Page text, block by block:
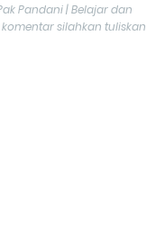
Pandani | Belajar dan
silahkan tuliskan